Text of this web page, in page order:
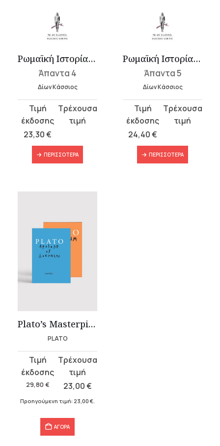
Ρωμαϊκή Ιστορία 4 (Βιβλία 40-43)
Άπαντα 4
Δίων Κάσσιος
23,30€
ΠΕΡΙΣΣΌΤΕΡΑ
Ρωμαϊκή Ιστορία 5 (Βιβλία 44-47)
Άπαντα 5
Δίων Κάσσιος
24,40€
ΠΕΡΙΣΣΌΤΕΡΑ
Plato’s Masterpieces (2 volumes)
PLATO
29,80 €
Original
price
was:
29,80 €.
23,00€
τρέχουσα
τιμή
Προηγούμενη τιμή: 23,00 €
ΑΓΟΡΑ